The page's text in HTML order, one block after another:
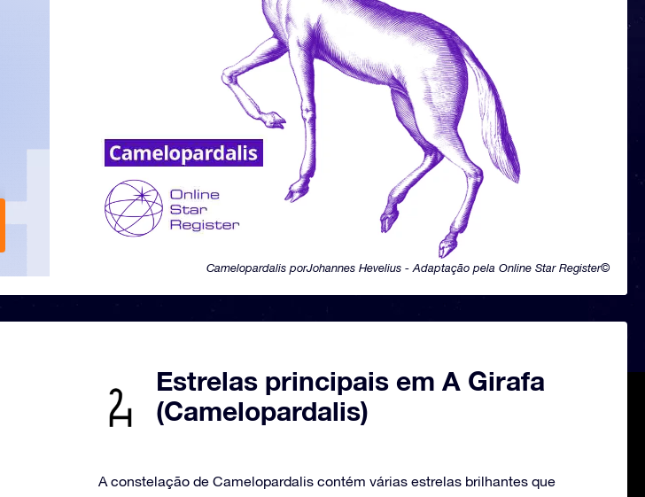
Camelopardalis porJohannes Hevelius - Adaptação pela Online Star Register©
Estrelas principais em A Girafa
(Camelopardalis)
A constelação de Camelopardalis contém várias estrelas brilhantes que